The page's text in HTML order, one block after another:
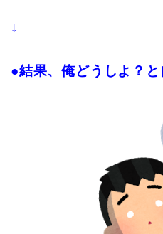
↓
●結果、俺どうしよ？と